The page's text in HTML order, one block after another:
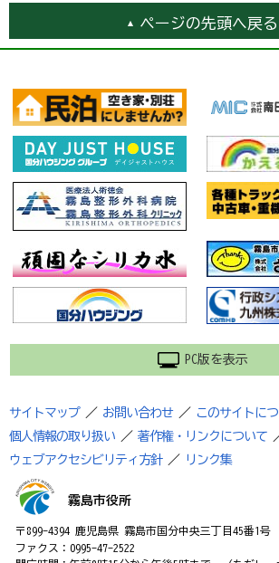
ページの先頭へ戻る
PC版を表示
サイトマップ ／ お問い合わせ ／ このサイトに
個人情報の取り扱い
／ 著作権・リンクについて
ウェブアクセシビリティ方針
／ リンク集
霧島市役所
〒899-4394 鹿児島県 霧島市国分中央三丁目45番1
ファクス：0995-47-2522